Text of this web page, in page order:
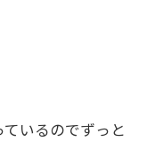
いるのでずっと